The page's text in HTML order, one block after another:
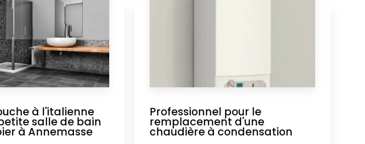
à l'italienne
salle de bain
à Annemasse
Professionnel pour le
remplacement d'une
chaudière à condensation